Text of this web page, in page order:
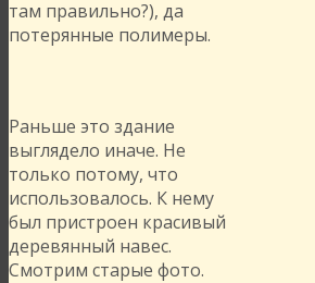
там правильно?), да
потерянные полимеры.
Раньше это здание
выглядело иначе. Не
только потому, что
использовалось. К нему
был пристроен красивый
деревянный навес.
Смотрим старые фото.